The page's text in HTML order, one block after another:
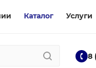
Каталог Услуги
8